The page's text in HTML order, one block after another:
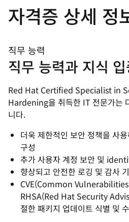
자격증 상세 정
직무 능력
직무 능력과 지식
Red Hat Certified Specialist in
Hardening을 취득한 IT 전문가는
니다.
더욱 제한적인 보안 정책을 사
구성
추가 사용자 계정 보안 및
향상되고 안전한 로깅 및 감사
CVE(Common
RHSA(Red Hat Security
절한 패키지 업데이트 식별 및